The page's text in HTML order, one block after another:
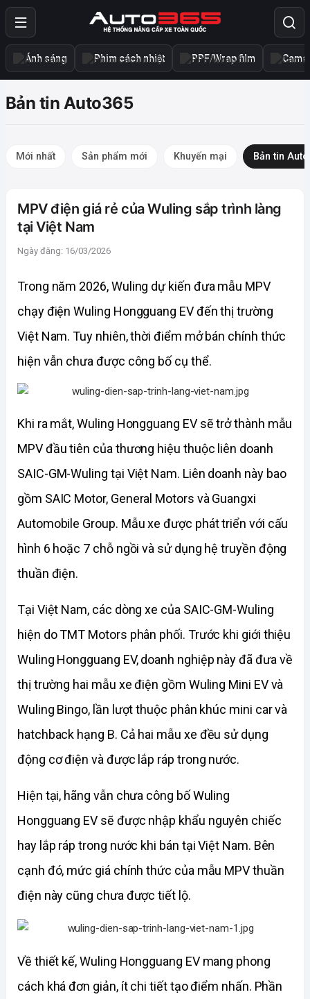
Ánh sáng Phim cách nhiệt PPF/Wrap film
Bản tin Auto365
Mới nhất Sản phẩm mới Khuyến mại Bản tin
MPV điện giá rẻ của Wuling sắp trình làng
tại Việt Nam
Ngày đăng: 16/03/2026
Trong năm 2026, Wuling dự kiến đưa mẫu MPV
chạy điện Wuling Hongguang EV đến thị trường
Việt Nam. Tuy nhiên, thời điểm mở bán chính thức
hiện vẫn chưa được công bố cụ thể.
Khi ra mắt, Wuling Hongguang EV sẽ trở thành mẫu
MPV đầu tiên của thương hiệu thuộc liên doanh
SAIC-GM-Wuling tại Việt Nam. Liên doanh này bao
gồm SAIC Motor, General Motors và Guangxi
Automobile Group. Mẫu xe được phát triển với cấu
hình 6 hoặc 7 chỗ ngồi và sử dụng hệ truyền động
thuần điện.
Tại Việt Nam, các dòng xe của SAIC-GM-Wuling
hiện do TMT Motors phân phối. Trước khi giới thiệu
Wuling Hongguang EV, doanh nghiệp này đã đưa về
thị trường hai mẫu xe điện gồm Wuling Mini EV và
Wuling Bingo, lần lượt thuộc phân khúc mini car và
hatchback hạng B. Cả hai mẫu xe đều sử dụng
động cơ điện và được lắp ráp trong nước.
Hiện tại, hãng vẫn chưa công bố Wuling
Hongguang EV sẽ được nhập khẩu nguyên chiếc
hay lắp ráp trong nước khi bán tại Việt Nam. Bên
cạnh đó, mức giá chính thức của mẫu MPV thuần
điện này cũng chưa được tiết lộ.
Về thiết kế, Wuling Hongguang EV mang phong
cách khá đơn giản, ít chi tiết tạo điểm nhấn. Phần